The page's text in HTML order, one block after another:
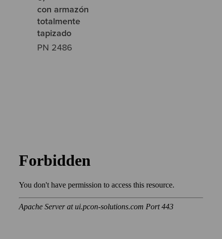
con armazón
totalmente
tapizado
PN 2486